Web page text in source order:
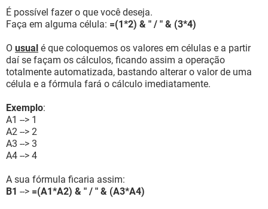
É possível fazer o que você deseja.
Faça em alguma célula: =(1*2) & " / " & (3*4)
O usual é que coloquemos os valores em células e a partir
daí se façam os cálculos, ficando assim a operação
totalmente automatizada, bastando alterar o valor de uma
célula e a fórmula fará o cálculo imediatamente.
Exemplo:
A1 --> 1
A2 --> 2
A3 --> 3
A4 --> 4
A sua fórmula ficaria assim:
B1 --> =(A1*A2) & " / " & (A3*A4)